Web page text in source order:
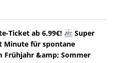
Ticket ab 6,99€! 🚈 Super
Minute für spontane
Frühjahr &amp; Sommer